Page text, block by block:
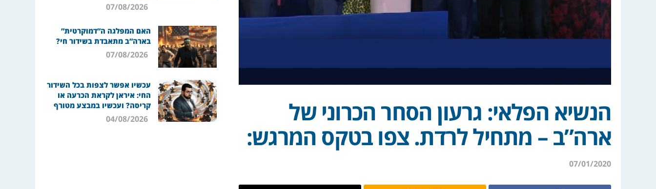
הנשיא הפלאי: גרעון הסחר הכרוני של
ארה”ב – מתחיל לרדת. צפו בטקס המרגש:
07/01/2020
07/08/2026
האם המפלגה ה”דמוקרטית”
בארה”ב מתאבדת בשידור חי?
07/08/2026
עכשיו אפשר לצפות בכל השידור
החי: איראן לקראת הכרעה או
קריסה? ועכשיו במבצע מטורף
04/08/2026